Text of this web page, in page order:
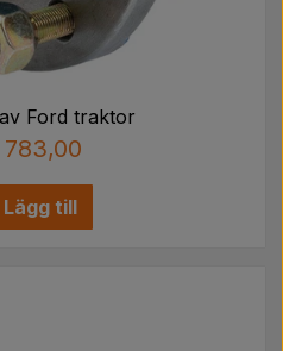
Ford traktor
783,00
Lägg till